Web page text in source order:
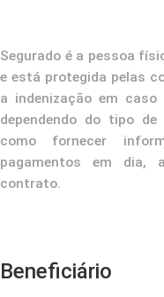
Segurado é a pessoa
e está protegida pelas
a indenização em
dependendo do tipo
como fornecer
pagamentos em dia,
contrato.
Beneficiário